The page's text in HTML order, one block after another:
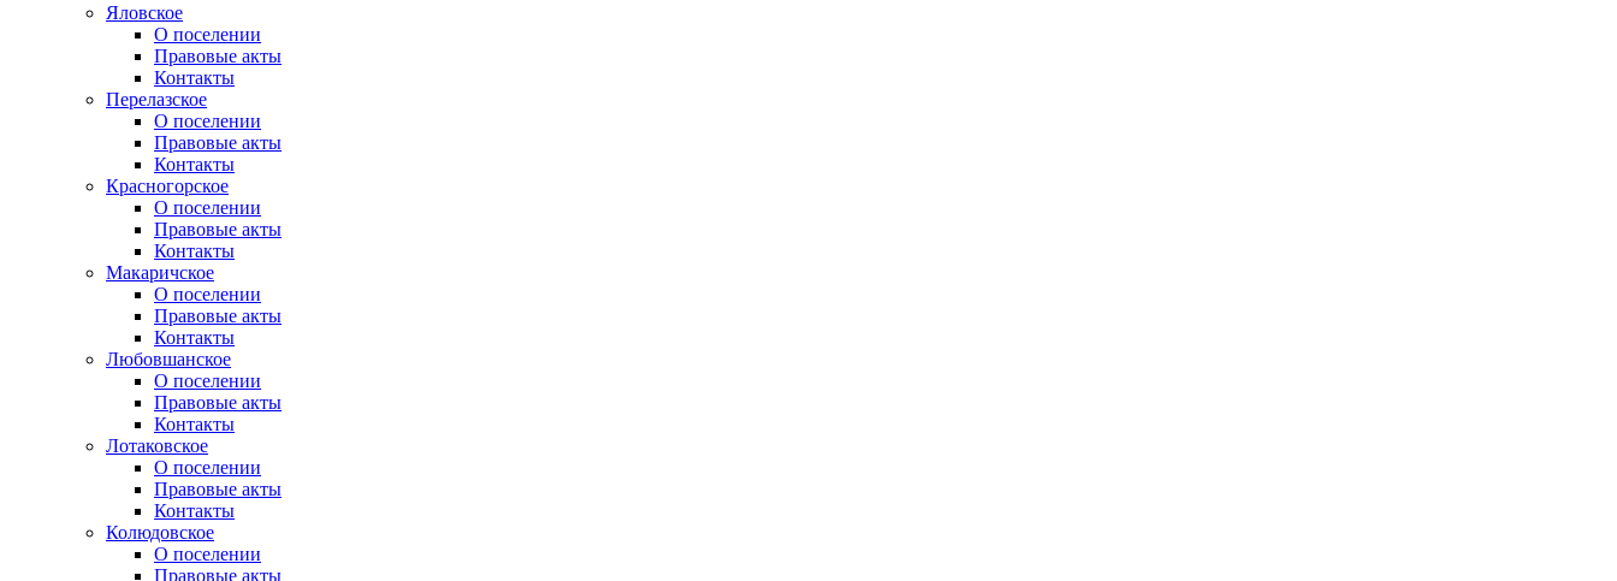
Яловское
О поселении
Правовые акты
Контакты
Перелазское
О поселении
Правовые акты
Контакты
Красногорское
О поселении
Правовые акты
Контакты
Макаричское
О поселении
Правовые акты
Контакты
Любовшанское
О поселении
Правовые акты
Контакты
Лотаковское
О поселении
Правовые акты
Контакты
Колюдовское
О поселении
Правовые акты